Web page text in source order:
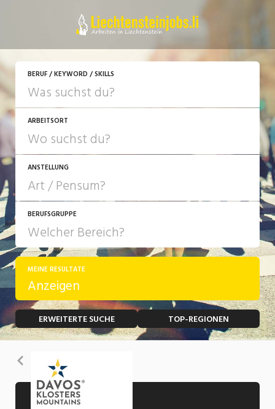
BERUF / KEYWORD / SKILLS
ARBEITSORT
ANSTELLUNG
JOB-TYP
Festanstellung
Temporär (befristet)
Freelance
Praktikum
Lehrstelle
BERUFSGRUPPE
Bank, Versicherung
Bau, Handwerk, Elektro
Bildung, Kunst, Design, Soziale Berufe, Sport
Consulting, Human Resources
Einkauf, Logistik, Transport, Verkehr
MEINE RESULTATE
Anzeigen
ERWEITERTE SUCHE TOP-REGIONEN
Zurück
JETZT BEWERBEN